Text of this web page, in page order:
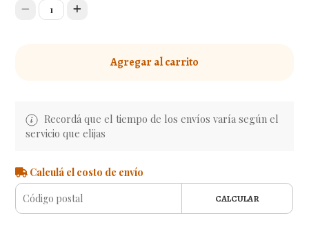
1
Agregar al carrito
Recordá que el tiempo de los envíos varía según el
servicio que elijas
Calculá el costo de envío
CALCULAR